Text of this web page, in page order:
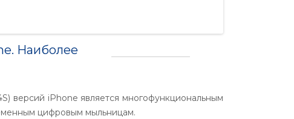
Наиболее
версий iPhone является многофункциональным
цифровым мыльницам.